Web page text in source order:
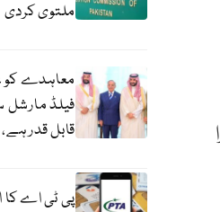
ملتوی کردی
معاہدے
فیلڈ مارشل
قابل قدر
پی ٹی اے کا